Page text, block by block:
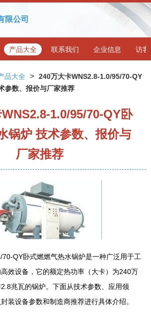
限公司
产品大全 联系我们 企业信息 访客
品大全 > 240万大卡WNS2.8-1.0/95/70-QY
参数、报价与厂家推荐
1.0/95/70-QY卧
锅炉 技术参数、报价与
厂家推荐
QY卧式燃燃气热水锅炉是一种广泛用于工
效设备，它的额定热功率（大卡）为240万
兆瓦的锅炉。下面从技术参数、应用领
装设备参数和制造商推荐进行具体介绍。